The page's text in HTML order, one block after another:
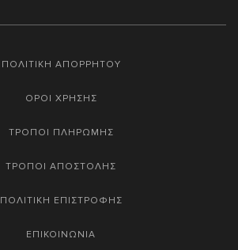
ΠΟΛΙΤΙΚΗ ΑΠΟΡΡΗΤΟΥ
ΟΡΟΙ ΧΡΗΣΗΣ
ΤΡΟΠΟΙ ΠΛΗΡΩΜΗΣ
ΤΡΟΠΟΙ ΑΠΟΣΤΟΛΗΣ
ΠΟΛΙΤΙΚΗ ΕΠΙΣΤΡΟΦΗΣ
ΕΠΙΚΟΙΝΩΝΙΑ